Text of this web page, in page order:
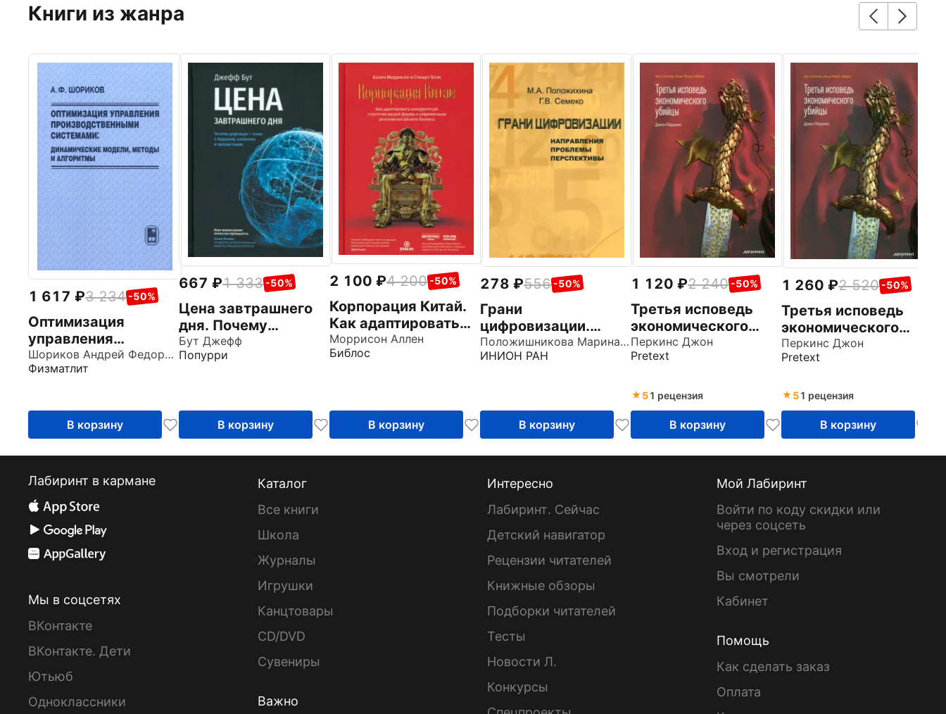
Книги из жанра
1 617 3 234 -50%
Оптимизация
управления
производственными
системами.
алгоритмы
Шориков Андрей Федорович
Физматлит
В корзину
667 1 333 -50%
Цена завтрашнего
дня. Почему
дефляция — ключ к
будущему изобилию
Бут Джефф
Попурри
В корзину
2 100 4 200 -50%
Корпорация Китай.
Как адаптировать
конкурентную
стратегию вашей
реалиям
Моррисон Аллен
Библос
В корзину
278 556 -50%
Грани
цифровизации.
Направления,
проблемы и
Положишникова Марина Александровна
ИНИОН РАН
В корзину
1 120 2 240 -50%
Третья исповедь
экономического
убийцы
Перкинс Джон
Pretext
51 рецензия
В корзину
1 260 2 520 -50%
Третья исповедь
экономического
убийцы
Перкинс Джон
Pretext
51 рецензия
В корзину
Лабиринт в кармане
Мы в соцсетях
ВКонтакте
ВКонтакте. Дети
Ютьюб
Одноклассники
Каталог
Все книги
Школа
Журналы
Игрушки
Канцтовары
CD/DVD
Сувениры
Важно
Интересно
Лабиринт. Сейчас
Детский навигатор
Рецензии читателей
Книжные обзоры
Подборки читателей
Тесты
Новости Л.
Конкурсы
Мой Лабиринт
Войти по коду скидки или
через соцсеть
Вход и регистрация
Вы смотрели
Кабинет
Помощь
Как сделать заказ
Оплата